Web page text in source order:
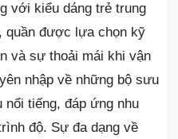
với kiểu dáng trẻ trung
quần được lựa chọn kỹ
và sự thoải mái khi vận
nhập về những bộ sưu
tiếng, đáp ứng nhu
độ. Sự đa dạng về